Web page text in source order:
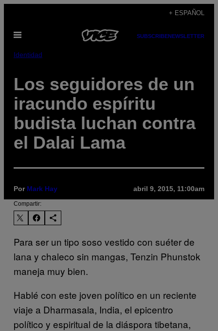
contenido
+ ESPAÑOL
Abrir
SUBSCRIBENEWSLETTER
Identidad
Los seguidores de un
iracundo espíritu
budista luchan contra
el Dalai Lama
Por Mark Hay abril 9, 2015, 11:00am
Compartir:
Para ser un tipo soso vestido con suéter de
lana y chaleco sin mangas, Tenzin Phunstok
maneja muy bien.
Hablé con este joven político en un reciente
viaje a Dharmasala, India, el epicentro
político y espiritual de la diáspora tibetana,